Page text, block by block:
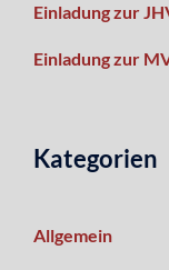
Einladung zur
Einladung zur
Kategorien
Allgemein